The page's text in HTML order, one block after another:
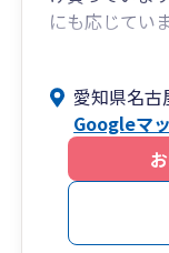
にも応じてい
る申告、相談
愛知県名
Googleマ